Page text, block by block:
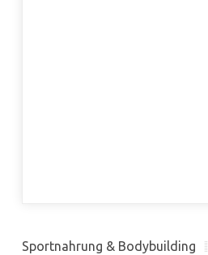
Sportnahrung & Bodybuilding